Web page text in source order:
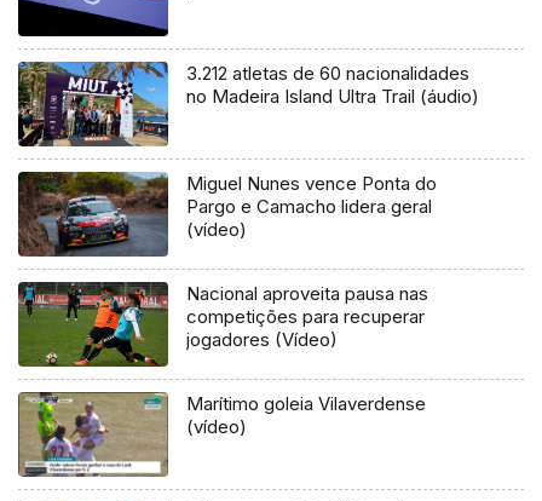
3.212 atletas de 60 nacionalidades
no Madeira Island Ultra Trail (áudio)
Miguel Nunes vence Ponta do
Pargo e Camacho lidera geral
(vídeo)
Nacional aproveita pausa nas
competições para recuperar
jogadores (Vídeo)
Marítimo goleia Vilaverdense
(vídeo)